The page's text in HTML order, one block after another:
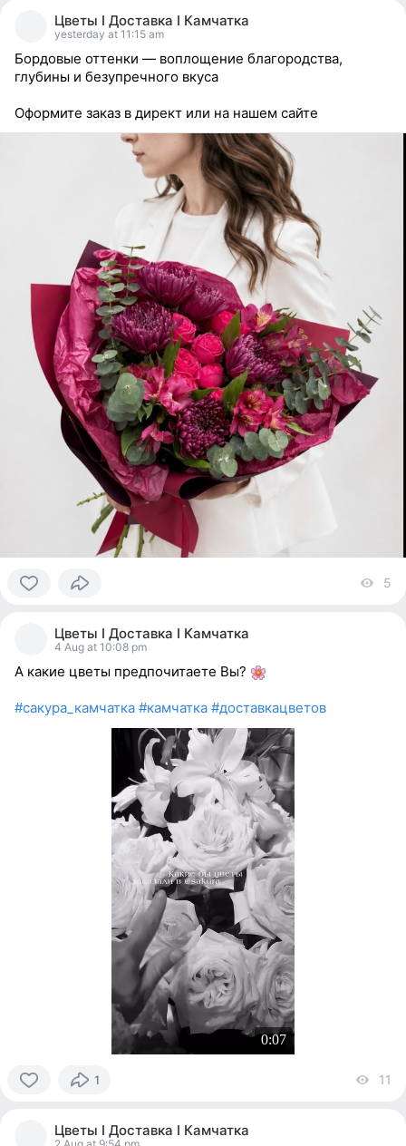
Цветы I Доставка I Камчатка
yesterday at 11:15 am
Бордовые оттенки — воплощение благородства,
глубины и безупречного вкуса
Оформите заказ в директ или на нашем сайте
5
Цветы I Доставка I Камчатка
4 Aug at 10:08 pm
А какие цветы предпочитаете Вы?
#сакура_камчатка #камчатка #доставкацветов
0:07
1 11
Цветы I Доставка I Камчатка